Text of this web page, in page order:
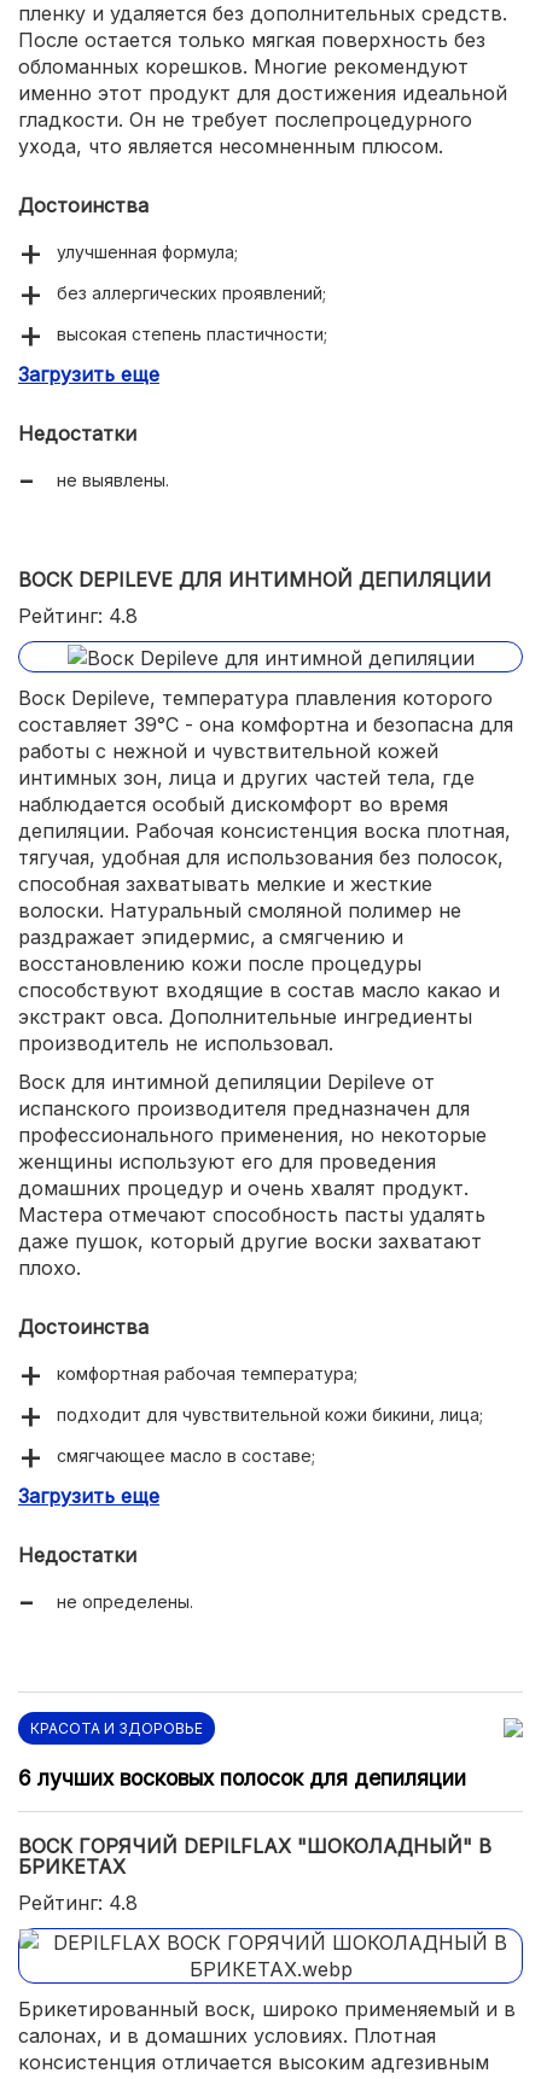
пленку и удаляется без дополнительных средств.
После остается только мягкая поверхность без
обломанных корешков. Многие рекомендуют
именно этот продукт для достижения идеальной
гладкости. Он не требует послепроцедурного
ухода, что является несомненным плюсом.
Достоинства
улучшенная формула;
без аллергических проявлений;
высокая степень пластичности;
удаление любых волосков всех зон;
Загрузить еще
Недостатки
не выявлены.
ВОСК DEPILEVE ДЛЯ ИНТИМНОЙ ДЕПИЛЯЦИИ
Рейтинг: 4.8
Воск Depileve, температура плавления которого
составляет 39°С - она комфортна и безопасна для
работы с нежной и чувствительной кожей
интимных зон, лица и других частей тела, где
наблюдается особый дискомфорт во время
депиляции. Рабочая консистенция воска плотная,
тягучая, удобная для использования без полосок,
способная захватывать мелкие и жесткие
волоски. Натуральный смоляной полимер не
раздражает эпидермис, а смягчению и
восстановлению кожи после процедуры
способствуют входящие в состав масло какао и
экстракт овса. Дополнительные ингредиенты
производитель не использовал.
Воск для интимной депиляции Depileve от
испанского производителя предназначен для
профессионального применения, но некоторые
женщины используют его для проведения
домашних процедур и очень хвалят продукт.
Мастера отмечают способность пасты удалять
даже пушок, который другие воски захватают
плохо.
Достоинства
комфортная рабочая температура;
подходит для чувствительной кожи бикини, лица;
смягчающее масло в составе;
удаляет пушковые волосы;
Загрузить еще
Недостатки
не определены.
КРАСОТА И ЗДОРОВЬЕ
6 лучших восковых полосок для депиляции
ВОСК ГОРЯЧИЙ DEPILFLAX "ШОКОЛАДНЫЙ" В
БРИКЕТАХ
Рейтинг: 4.8
Брикетированный воск, широко применяемый и в
салонах, и в домашних условиях. Плотная
консистенция отличается высоким адгезивным